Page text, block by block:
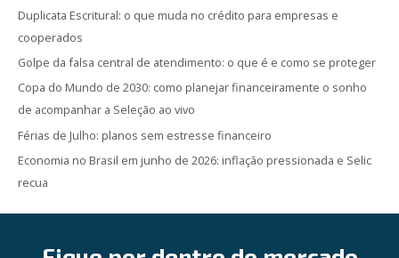
Duplicata Escritural: o que muda no crédito para empresas e
cooperados
Golpe da falsa central de atendimento: o que é e como se proteger
Copa do Mundo de 2030: como planejar financeiramente o sonho
de acompanhar a Seleção ao vivo
Férias de Julho: planos sem estresse financeiro
Economia no Brasil em junho de 2026: inflação pressionada e Selic
recua